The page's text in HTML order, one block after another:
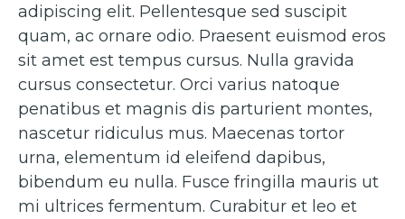
adipiscing elit. Pellentesque sed suscipit
quam, ac ornare odio. Praesent euismod eros
sit amet est tempus cursus. Nulla gravida
cursus consectetur. Orci varius natoque
penatibus et magnis dis parturient montes,
nascetur ridiculus mus. Maecenas tortor
urna, elementum id eleifend dapibus,
bibendum eu nulla. Fusce fringilla mauris ut
mi ultrices fermentum. Curabitur et leo et